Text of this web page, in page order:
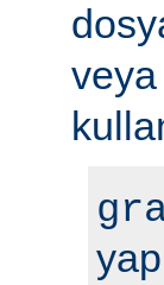
veya